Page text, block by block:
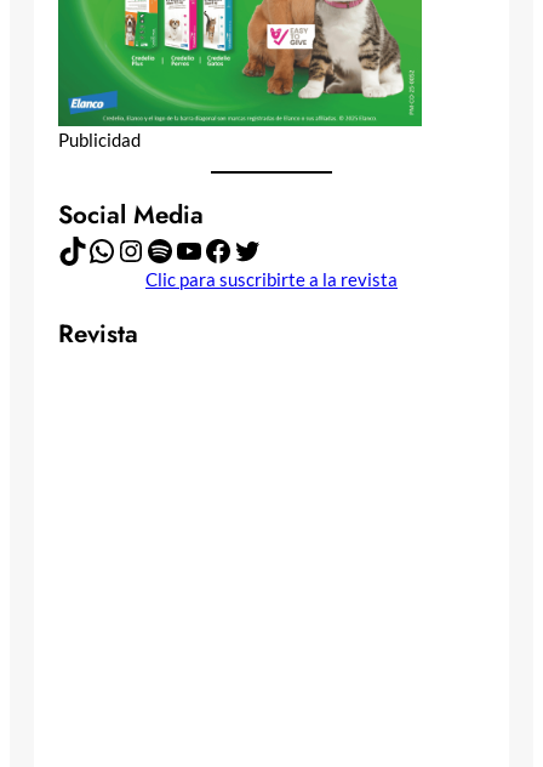
Publicidad
Social Media
TikTok WhatsApp Instagram Spotify YouTube Facebook Twitter
Clic para suscribirte a la revista
Revista